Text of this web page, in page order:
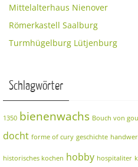
Mittelalterhaus Nienover
Römerkastell Saalburg
Turmhügelburg Lütjenburg
Schlagwörter
1350 bienenwachs Bouch von
docht forme of cury geschichte
historisches kochen hobby hospitaliter